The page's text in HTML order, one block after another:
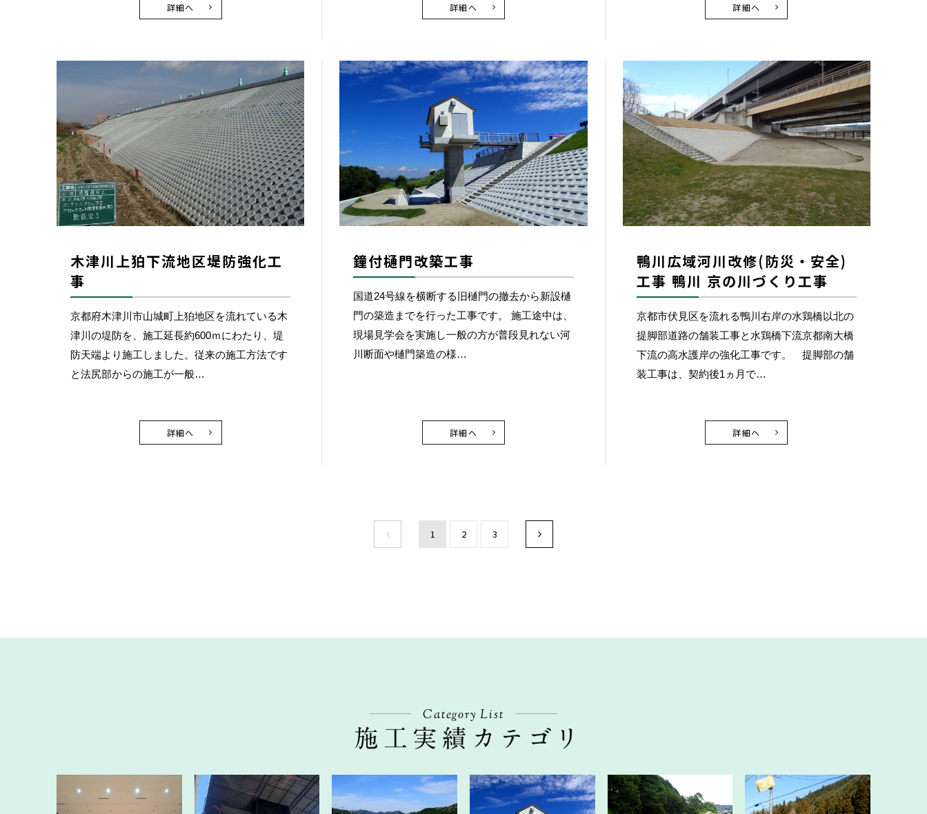
詳細へ 詳細へ 詳細へ
木津川上狛下流地区堤防強化工
事
京都府木津川市山城町上狛地区を流れている木
津川の堤防を、施工延長約600ｍにわたり、堤
防天端より施工しました。従来の施工方法です
と法尻部からの施工が一般…
詳細へ
鐘付樋門改築工事
国道24号線を横断する旧樋門の撤去から新設樋
門の築造までを行った工事です。 施工途中は、
現場見学会を実施し一般の方が普段見れない河
川断面や樋門築造の様…
詳細へ
鴨川広域河川改修(防災・安全)
工事 鴨川 京の川づくり工事
京都市伏見区を流れる鴨川右岸の水鶏橋以北の
提脚部道路の舗装工事と水鶏橋下流京都南大橋
下流の高水護岸の強化工事です。 提脚部の舗
装工事は、契約後1ヵ月で…
詳細へ
1 2 3
Category List